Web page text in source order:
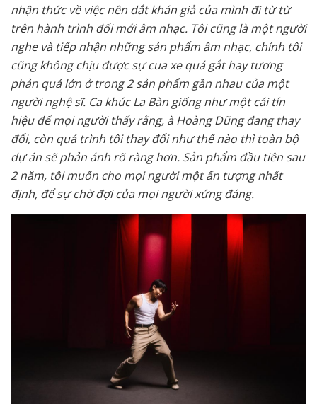
nhận thức về việc nên dắt khán giả của mình đi từ từ
trên hành trình đổi mới âm nhạc. Tôi cũng là một người
nghe và tiếp nhận những sản phẩm âm nhạc, chính tôi
cũng không chịu được sự cua xe quá gắt hay tương
phản quá lớn ở trong 2 sản phẩm gần nhau của một
người nghệ sĩ. Ca khúc La Bàn giống như một cái tín
hiệu để mọi người thấy rằng, à Hoàng Dũng đang thay
đổi, còn quá trình tôi thay đổi như thế nào thì toàn bộ
dự án sẽ phản ánh rõ ràng hơn. Sản phẩm đầu tiên sau
2 năm, tôi muốn cho mọi người một ấn tượng nhất
định, để sự chờ đợi của mọi người xứng đáng.